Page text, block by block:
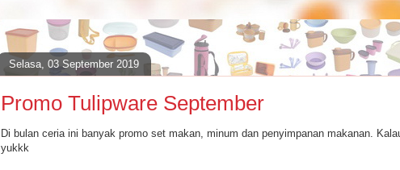
Selasa, 03 September 2019
Promo Tulipware September
Di bulan ceria ini banyak promo set makan, minum dan penyimpanan makanan.
yukkk